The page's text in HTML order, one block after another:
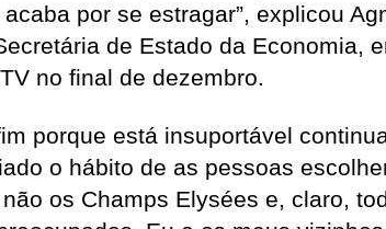
por se estragar”, explicou
de Estado da Economia,
no final de dezembro.
porque está insuportável
o hábito de as pessoas
os Champs Elysées e, claro,